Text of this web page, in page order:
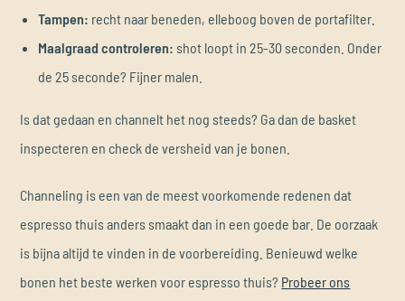
Tampen: recht naar beneden, elleboog boven de portafilter.
Maalgraad controleren: shot loopt in 25-30 seconden. Onder
de 25 seconde? Fijner malen.
Is dat gedaan en channelt het nog steeds? Ga dan de basket
inspecteren en check de versheid van je bonen.
Channeling is een van de meest voorkomende redenen dat
espresso thuis anders smaakt dan in een goede bar. De oorzaak
is bijna altijd te vinden in de voorbereiding. Benieuwd welke
bonen het beste werken voor espresso thuis? Probeer ons